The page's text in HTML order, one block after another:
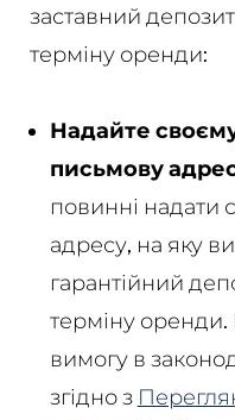
заставний
терміну оренди:
Надайте
письмову
повинні
адресу, на яку
гарантійний
терміну
вимогу в
згідно з